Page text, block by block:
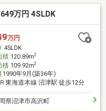
リークラブ等、周辺には
の内容・状況等は現況を優
居住中の為、ご内見の際
前にご相談下さい！
万円 4SLDK
万円
4SLDK
積120.89m2
積109.92m2
1990年9月(築36年)
東海道本線 沼津駅 徒歩12分
県沼津市高沢町